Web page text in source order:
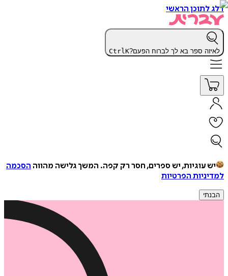
דלג לתוכן הראשי
לאיזה ספר בא לך לברוח הפעם? CtrlK
יש עוגיות, יש ספרים, חסר רק קפה. המשך גלישה מהווה הסכמה
למדיניות הפרטיות
הבנתי